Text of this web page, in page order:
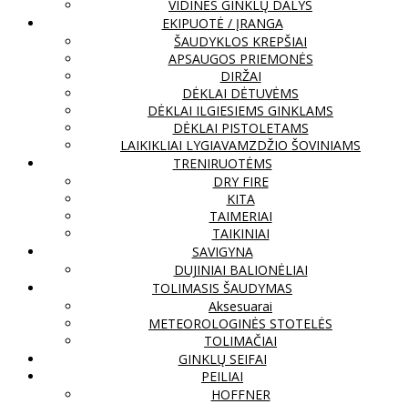
VIDINĖS GINKLŲ DALYS
EKIPUOTĖ / ĮRANGA
ŠAUDYKLOS KREPŠIAI
APSAUGOS PRIEMONĖS
DIRŽAI
DĖKLAI DĖTUVĖMS
DĖKLAI ILGIESIEMS GINKLAMS
DĖKLAI PISTOLETAMS
LAIKIKLIAI LYGIAVAMZDŽIO ŠOVINIAMS
TRENIRUOTĖMS
DRY FIRE
KITA
TAIMERIAI
TAIKINIAI
SAVIGYNA
DUJINIAI BALIONĖLIAI
TOLIMASIS ŠAUDYMAS
Aksesuarai
METEOROLOGINĖS STOTELĖS
TOLIMAČIAI
GINKLŲ SEIFAI
PEILIAI
HOFFNER